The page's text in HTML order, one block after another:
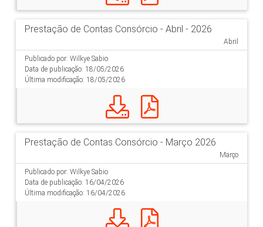
Prestação de Contas Consórcio - Abril - 2026
Abril
Publicado por: Wilkye Sabio
Data de publicação: 18/05/2026
Última modificação: 18/05/2026
Prestação de Contas Consórcio - Março 2026
Março
Publicado por: Wilkye Sabio
Data de publicação: 16/04/2026
Última modificação: 16/04/2026